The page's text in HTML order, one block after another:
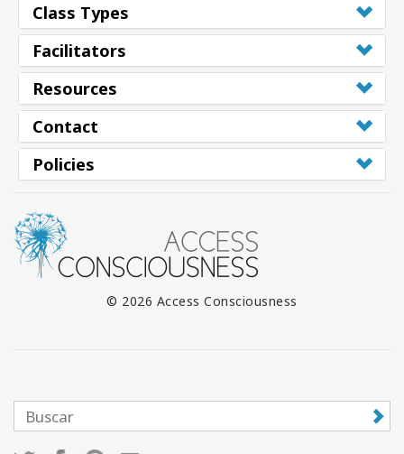
Class Types
Facilitators
Resources
Contact
Policies
© 2026 Access Consciousness